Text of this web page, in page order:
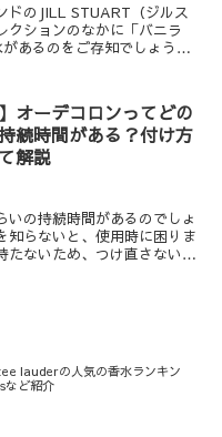
ドのJILL STUART（ジルス
クションのなかに「バニラ
あるのをご存知でしょう
】オーデコロンってどの
続時間がある？付け方
解説
の持続時間があるのでしょ
知らないと、使用時に困りま
たないため、つけ直さないと
lauderの人気の香水ランキン
ど紹介